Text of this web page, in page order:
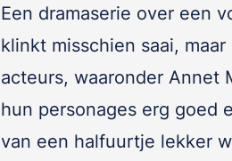
Een dramaserie over een
klinkt misschien saai,
acteurs, waaronder Annet
hun personages erg goed
van een halfuurtje lekker